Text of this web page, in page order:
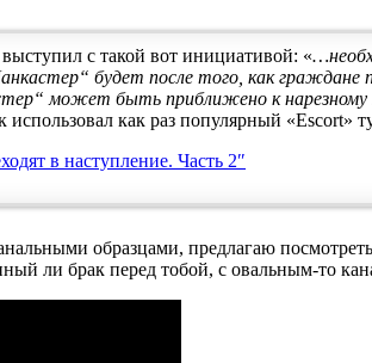
с такой вот инициативой: «
будет после того, как
может быть приближено к нарезному
как раз популярный «Escort»
в наступление. Часть 2″
образцами, предлагаю
ли брак перед тобой, с овальным-то